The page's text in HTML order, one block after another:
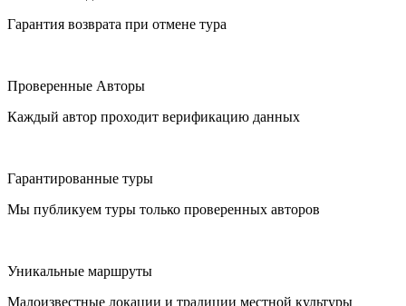
Гарантия возврата при отмене тура
Проверенные Авторы
Каждый автор проходит верификацию данных
Гарантированные туры
Мы публикуем туры только проверенных авторов
Уникальные маршруты
Малоизвестные локации и традиции местной культуры